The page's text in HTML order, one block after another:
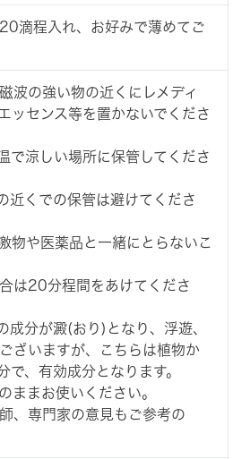
滴程入れ、お好みで薄めてご
波の強い物の近くにレメディ
ッセンス等を置かないでくださ
で涼しい場所に保管してくださ
近くでの保管は避けてくださ
物や医薬品と一緒にとらないこ
は20分程間をあけてくださ
分が澱(おり)となり、浮遊、
ざいますが、こちらは植物か
で、有効成分となります。
ままお使いください。
、専門家の意見もご参考の